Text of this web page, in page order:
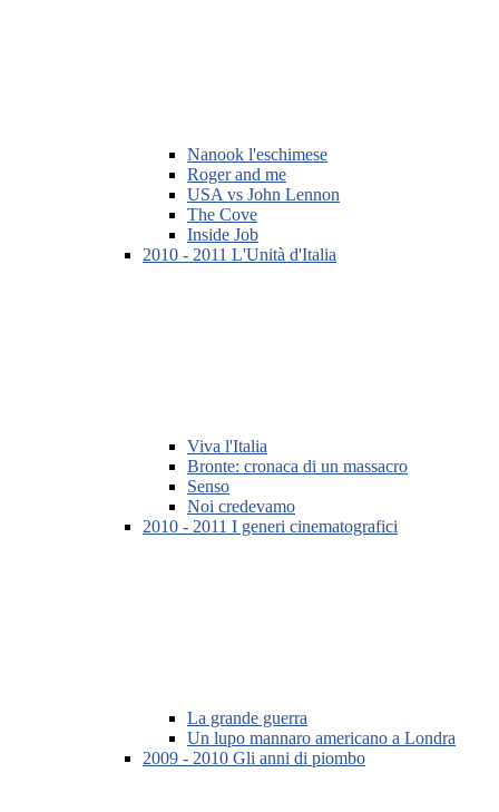
Nanook l'eschimese
Roger and me
USA vs John Lennon
The Cove
Inside Job
2010 - 2011 L'Unità d'Italia
Viva l'Italia
Bronte: cronaca di un massacro
Senso
Noi credevamo
2010 - 2011 I generi cinematografici
La grande guerra
Un lupo mannaro americano a Londra
2009 - 2010 Gli anni di piombo